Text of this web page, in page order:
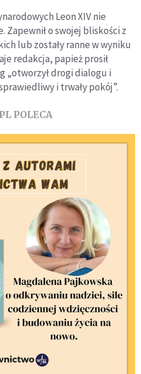
Leon XIV nie
Zapewnił o swojej bliskości z
lub zostały ranne w wyniku
redakcja, papież prosił
„otworzył drogi dialogu i
i trwały pokój”.
POLECA